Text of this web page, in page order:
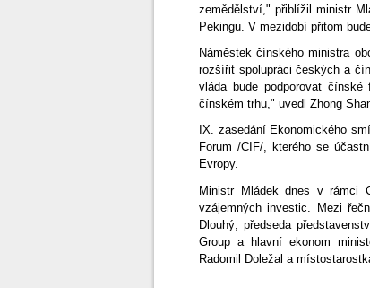
zemědělství," přiblížil ministr
Pekingu. V mezidobí přitom
Náměstek čínského ministra
rozšířit spolupráci českých a
vláda bude podporovat
čínském trhu," uvedl Zhong
IX. zasedání Ekonomického
Forum /CIF/, kterého se
Evropy.
Ministr Mládek dnes v rámci
vzájemných investic. Mezi
Dlouhý, předseda
Group a hlavní ekonom
Radomil Doležal a